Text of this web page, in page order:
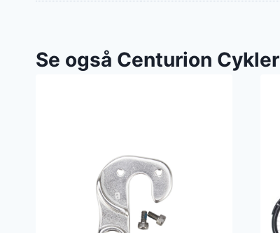
Se også Centurion Cykler